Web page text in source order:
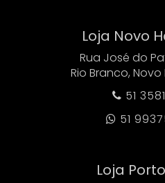
Loja Novo
Rua José do
Rio Branco,
 51
 51
Loja